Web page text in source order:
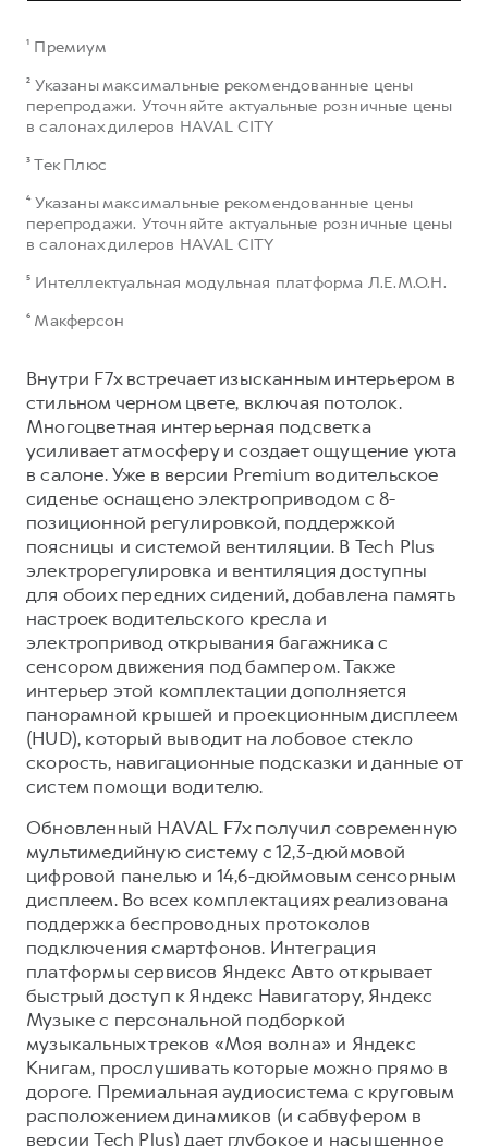
¹ Премиум
² Указаны максимальные рекомендованные цены
перепродажи. Уточняйте актуальные розничные цены
в салонах дилеров HAVAL CITY
³ Тек Плюс
⁴ Указаны максимальные рекомендованные цены
перепродажи. Уточняйте актуальные розничные цены
в салонах дилеров HAVAL CITY
⁵ Интеллектуальная модульная платформа Л.Е.М.О.Н.
⁶ Макферсон
Внутри F7x встречает изысканным интерьером в
стильном черном цвете, включая потолок.
Многоцветная интерьерная подсветка
усиливает атмосферу и создает ощущение уюта
в салоне. Уже в версии Premium водительское
сиденье оснащено электроприводом с 8-
позиционной регулировкой, поддержкой
поясницы и системой вентиляции. В Tech Plus
электрорегулировка и вентиляция доступны
для обоих передних сидений, добавлена память
настроек водительского кресла и
электропривод открывания багажника с
сенсором движения под бампером. Также
интерьер этой комплектации дополняется
панорамной крышей и проекционным дисплеем
(HUD), который выводит на лобовое стекло
скорость, навигационные подсказки и данные от
систем помощи водителю.
Обновленный HAVAL F7x получил современную
мультимедийную систему с 12,3-дюймовой
цифровой панелью и 14,6-дюймовым сенсорным
дисплеем. Во всех комплектациях реализована
поддержка беспроводных протоколов
подключения смартфонов. Интеграция
платформы сервисов Яндекс Авто открывает
быстрый доступ к Яндекс Навигатору, Яндекс
Музыке с персональной подборкой
музыкальных треков «Моя волна» и Яндекс
Книгам, прослушивать которые можно прямо в
дороге. Премиальная аудиосистема с круговым
расположением динамиков (и сабвуфером в
версии Tech Plus) дает глубокое и насыщенное